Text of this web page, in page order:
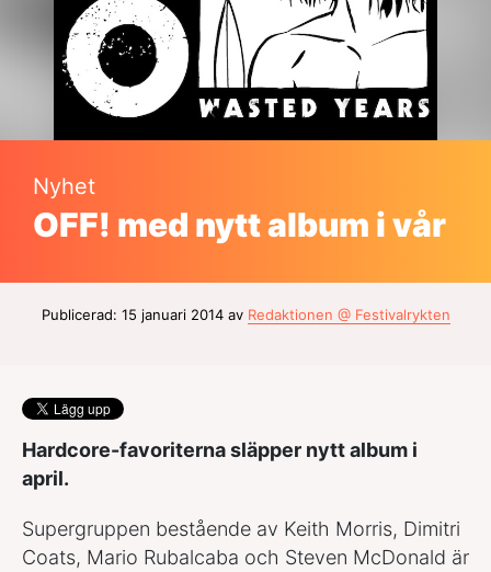
Nyhet
OFF! med nytt album i vår
Publicerad: 15 januari 2014 av Redaktionen @ Festivalrykten
Hardcore-favoriterna släpper nytt album i
april.
Supergruppen bestående av Keith Morris, Dimitri
Coats, Mario Rubalcaba och Steven McDonald är